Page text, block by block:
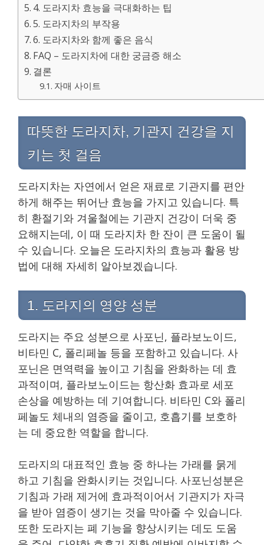
4. 도라지차 효능을 극대화하는 팁
5. 도라지차의 부작용
6. 도라지차와 함께 좋은 음식
FAQ – 도라지차에 대한 궁금증 해소
결론
자매 사이트
따뜻한 도라지차, 기관지 건강을 지
키는 첫 걸음
도라지차는 자연에서 얻은 재료로 기관지를 편안
하게 해주는 뛰어난 효능을 가지고 있습니다. 특
히 환절기와 겨울철에는 기관지 건강이 더욱 중
요해지는데, 이 때 도라지차 한 잔이 큰 도움이 될
수 있습니다. 오늘은 도라지차의 효능과 활용 방
법에 대해 자세히 알아보겠습니다.
1. 도라지의 영양 성분
도라지는 주요 성분으로 사포닌, 플라보노이드,
비타민 C, 폴리페놀 등을 포함하고 있습니다. 사
포닌은 면역력을 높이고 기침을 완화하는 데 효
과적이며, 플라보노이드는 항산화 효과로 세포
손상을 예방하는 데 기여합니다. 비타민 C와 폴리
페놀도 체내의 염증을 줄이고, 호흡기를 보호하
는 데 중요한 역할을 합니다.
도라지의 대표적인 효능 중 하나는 가래를 묽게
하고 기침을 완화시키는 것입니다. 사포닌성분은
기침과 가래 제거에 효과적이어서 기관지가 자극
을 받아 염증이 생기는 것을 막아줄 수 있습니다.
또한 도라지는 폐 기능을 향상시키는 데도 도움